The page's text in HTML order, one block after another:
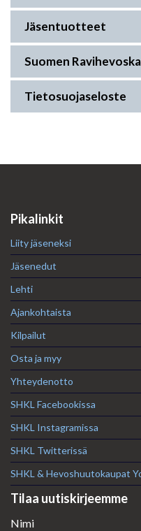
Jäsentuotteet
Suomen
Tietosuojaseloste
Pikalinkit
Liity jäseneksi
Jäsenedut
Lehti
Ajankohtaista
Kilpailut
Osta ja myy
Yhteydenotto
SHKL Facebookissa
SHKL Instagramissa
SHKL Twitterissä
SHKL & Hevoshuutokaupat
Tilaa uutiskirjeemme
Nimi